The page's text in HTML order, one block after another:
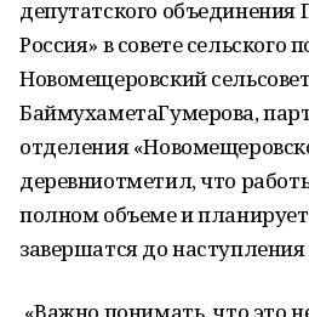
депутатского объединения
Россия» в совете сельского
Новомещеровский сельсовет
БаймухаметаГумерова,
отделения
деревниотметил, что
полном объеме и
завершатся до